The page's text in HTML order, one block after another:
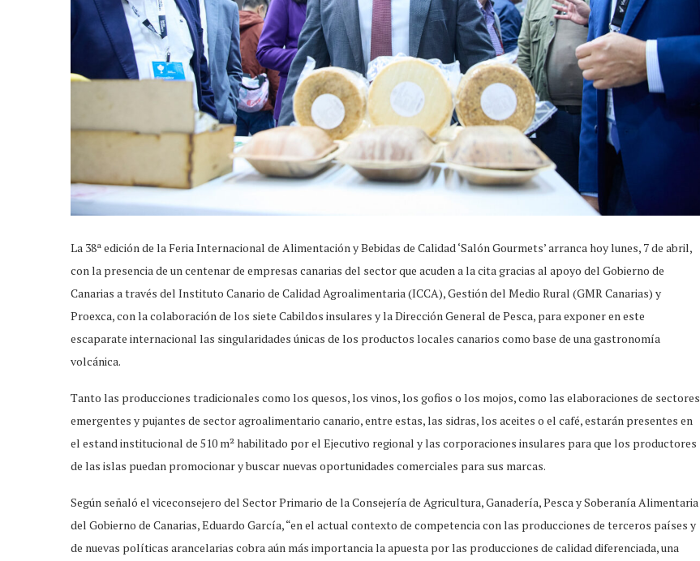
La 38ª edición de la Feria Internacional de Alimentación y Bebidas de Calidad ‘Salón Gourmets’ arranca hoy lunes, 7 de abril,
con la presencia de un centenar de empresas canarias del sector que acuden a la cita gracias al apoyo del Gobierno de
Canarias a través del Instituto Canario de Calidad Agroalimentaria (ICCA), Gestión del Medio Rural (GMR Canarias) y
Proexca, con la colaboración de los siete Cabildos insulares y la Dirección General de Pesca, para exponer en este
escaparate internacional las singularidades únicas de los productos locales canarios como base de una gastronomía
volcánica.
Tanto las producciones tradicionales como los quesos, los vinos, los gofios o los mojos, como las elaboraciones de sectores
emergentes y pujantes de sector agroalimentario canario, entre estas, las sidras, los aceites o el café, estarán presentes en
el estand institucional de 510 m² habilitado por el Ejecutivo regional y las corporaciones insulares para que los productores
de las islas puedan promocionar y buscar nuevas oportunidades comerciales para sus marcas.
Según señaló el viceconsejero del Sector Primario de la Consejería de Agricultura, Ganadería, Pesca y Soberanía Alimentaria
del Gobierno de Canarias, Eduardo García, “en el actual contexto de competencia con las producciones de terceros países y
de nuevas políticas arancelarias cobra aún más importancia la apuesta por las producciones de calidad diferenciada, una